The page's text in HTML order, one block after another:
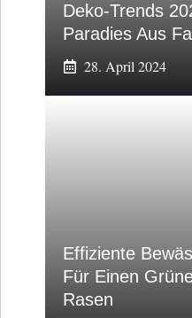
Deko-Trends
Paradies Aus
28. April 2024
Effiziente
Für Einen
Rasen